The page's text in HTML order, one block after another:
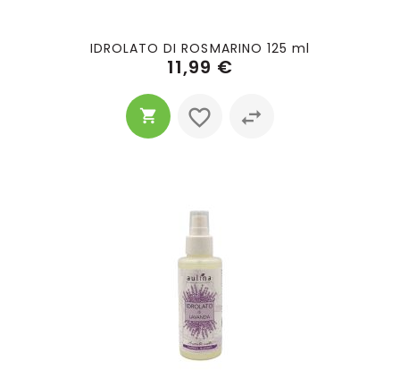
IDROLATO DI ROSMARINO 125 ml
11,99 €